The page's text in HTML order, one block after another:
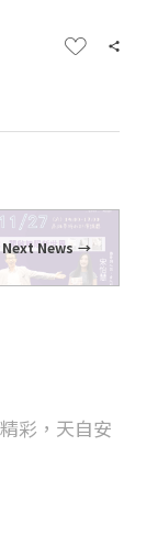
Next News
彩，天自安